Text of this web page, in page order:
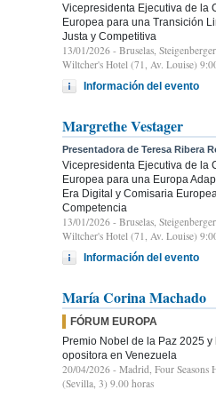
Vicepresidenta Ejecutiva de la
Europea para una Transición
Justa y Competitiva
13/01/2026 - Bruselas,
Wiltcher's Hotel (71, Av. Louise)
Información del evento
Margrethe Vestager
Presentadora de Teresa Ribera
Vicepresidenta Ejecutiva de la
Europea para una Europa
Era Digital y Comisaria
Competencia
13/01/2026 - Bruselas,
Wiltcher's Hotel (71, Av. Louise)
Información del evento
María Corina Machado
FÓRUM EUROPA
Premio Nobel de la Paz 2025 y
opositora en Venezuela
20/04/2026 - Madrid, Four Seasons
(Sevilla, 3) 9.00 horas